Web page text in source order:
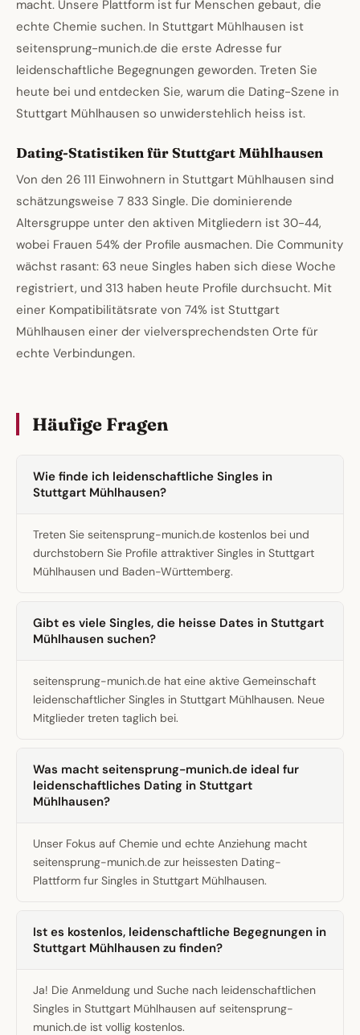
macht. Unsere Plattform ist fur Menschen gebaut, die
echte Chemie suchen. In Stuttgart Mühlhausen ist
seitensprung-munich.de die erste Adresse fur
leidenschaftliche Begegnungen geworden. Treten Sie
heute bei und entdecken Sie, warum die Dating-Szene in
Stuttgart Mühlhausen so unwiderstehlich heiss ist.
Dating-Statistiken für Stuttgart Mühlhausen
Von den 26 111 Einwohnern in Stuttgart Mühlhausen sind
schätzungsweise 7 833 Single. Die dominierende
Altersgruppe unter den aktiven Mitgliedern ist 30-44,
wobei Frauen 54% der Profile ausmachen. Die Community
wächst rasant: 63 neue Singles haben sich diese Woche
registriert, und 313 haben heute Profile durchsucht. Mit
einer Kompatibilitätsrate von 74% ist Stuttgart
Mühlhausen einer der vielversprechendsten Orte für
echte Verbindungen.
Häufige Fragen
Wie finde ich leidenschaftliche Singles in
Stuttgart Mühlhausen?
Treten Sie seitensprung-munich.de kostenlos bei und
durchstobern Sie Profile attraktiver Singles in Stuttgart
Mühlhausen und Baden-Württemberg.
Gibt es viele Singles, die heisse Dates in Stuttgart
Mühlhausen suchen?
seitensprung-munich.de hat eine aktive Gemeinschaft
leidenschaftlicher Singles in Stuttgart Mühlhausen. Neue
Mitglieder treten taglich bei.
Was macht seitensprung-munich.de ideal fur
leidenschaftliches Dating in Stuttgart
Mühlhausen?
Unser Fokus auf Chemie und echte Anziehung macht
seitensprung-munich.de zur heissesten Dating-
Plattform fur Singles in Stuttgart Mühlhausen.
Ist es kostenlos, leidenschaftliche Begegnungen in
Stuttgart Mühlhausen zu finden?
Ja! Die Anmeldung und Suche nach leidenschaftlichen
Singles in Stuttgart Mühlhausen auf seitensprung-
munich.de ist vollig kostenlos.